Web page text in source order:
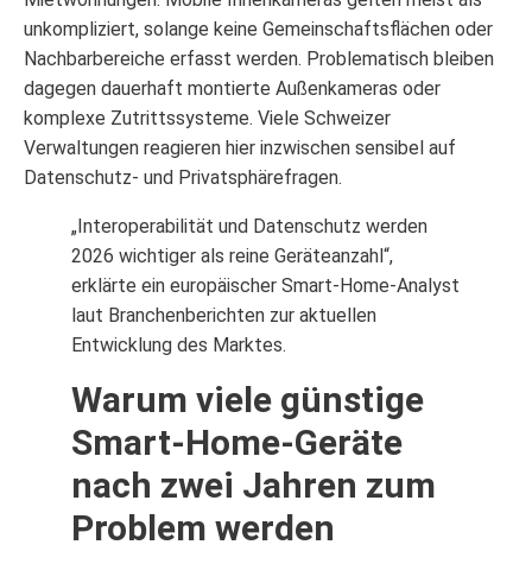
unkompliziert, solange keine Gemeinschaftsflächen oder
Nachbarbereiche erfasst werden. Problematisch bleiben
dagegen dauerhaft montierte Außenkameras oder
komplexe Zutrittssysteme. Viele Schweizer
Verwaltungen reagieren hier inzwischen sensibel auf
Datenschutz- und Privatsphärefragen.
„Interoperabilität und Datenschutz werden
2026 wichtiger als reine Geräteanzahl“,
erklärte ein europäischer Smart-Home-Analyst
laut Branchenberichten zur aktuellen
Entwicklung des Marktes.
Warum viele günstige
Smart-Home-Geräte
nach zwei Jahren zum
Problem werden